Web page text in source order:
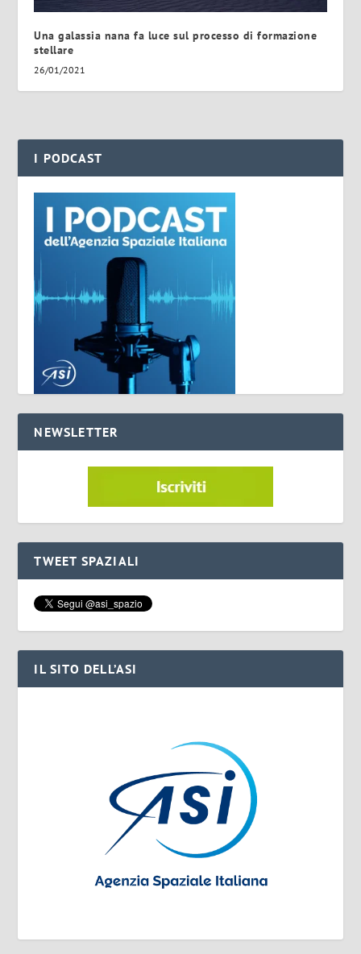
Una galassia nana fa luce sul processo di formazione
stellare
26/01/2021
I PODCAST
NEWSLETTER
TWEET SPAZIALI
IL SITO DELL’ASI